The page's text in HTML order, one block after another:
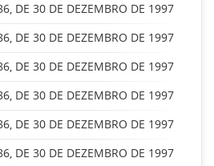
DE 30 DE DEZEMBRO DE 1997
DE 30 DE DEZEMBRO DE 1997
DE 30 DE DEZEMBRO DE 1997
DE 30 DE DEZEMBRO DE 1997
DE 30 DE DEZEMBRO DE 1997
DE 30 DE DEZEMBRO DE 1997